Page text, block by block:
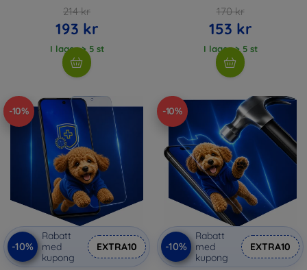
214 kr
193 kr
I lager > 5 st
170 kr
153 kr
I lager > 5 st
-10%
-10%
Rabatt
med
kupong
EXTRA10
-10%
-10%
Rabatt
med
kupong
EXTRA10